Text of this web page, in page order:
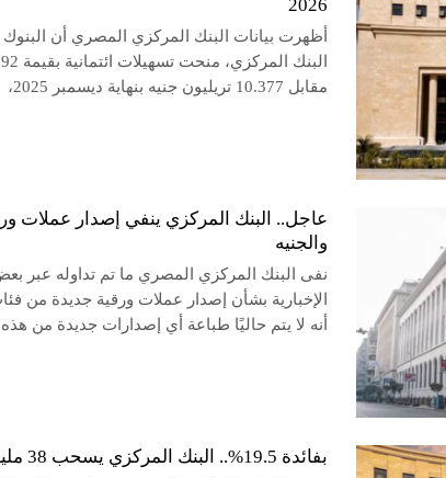
2026
أظهرت بيانات البنك المركزي المصري أن البنوك
مقابل 10.377 تريليون جنيه بنهاية ديسمبر 2025،
والجنيه
نفى البنك المركزي المصري ما تم تداوله عبر
أنه لا يتم حاليًا طباعة أي إصدارات جديدة من
بفائدة 19.5%.. البنك المركزي يسحب 38 مليار جنيه سيولة من السوق المفتوحة